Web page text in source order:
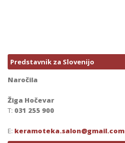
Predstavnik za Slovenijo
Naročila
Žiga Hočevar
T: 031 255 900
E: keramoteka.salon@gmail.com